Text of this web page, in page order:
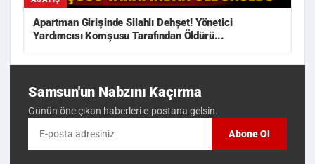
Apartman Girişinde Silahlı Dehşet! Yönetici
Yardımcısı Komşusu Tarafından Öldürü...
Samsun'un Nabzını Kaçırma
Günün öne çıkan haberleri e-postana gelsin.
Abone Ol